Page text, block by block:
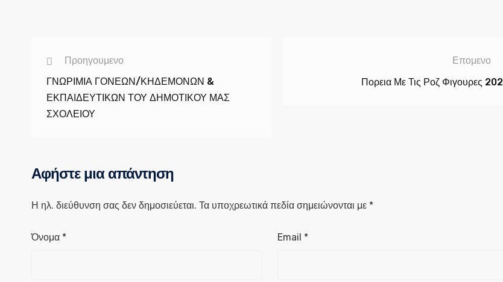
Προηγουμενο
ΓΝΩΡΙΜΙΑ ΓΟΝΕΩΝ/ΚΗΔΕΜΟΝΩΝ &
ΕΚΠΑΙΔΕΥΤΙΚΩΝ ΤΟΥ ΔΗΜΟΤΙΚΟΥ ΜΑΣ
ΣΧΟΛΕΙΟΥ
Επομενο
Πορεια Με Τις Ροζ Φιγουρες
Αφήστε μια απάντηση
Η ηλ. διεύθυνση σας δεν δημοσιεύεται. Τα υποχρεωτικά πεδία σημειώνονται με *
Όνομα * Email *